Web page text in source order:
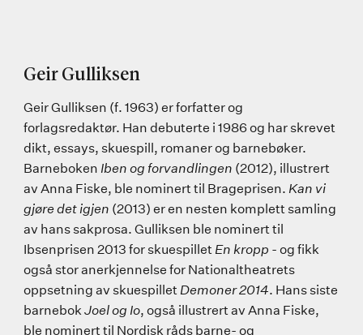
Geir Gulliksen
Geir Gulliksen (f. 1963) er forfatter og
forlagsredaktør. Han debuterte i 1986 og har skrevet
dikt, essays, skuespill, romaner og barnebøker.
Barneboken Iben og forvandlingen (2012), illustrert
av Anna Fiske, ble nominert til Brageprisen. Kan vi
gjøre det igjen (2013) er en nesten komplett samling
av hans sakprosa. Gulliksen ble nominert til
Ibsenprisen 2013 for skuespillet En kropp - og fikk
også stor anerkjennelse for Nationaltheatrets
oppsetning av skuespillet Demoner 2014. Hans siste
barnebok Joel og Io, også illustrert av Anna Fiske,
ble nominert til Nordisk råds barne- og